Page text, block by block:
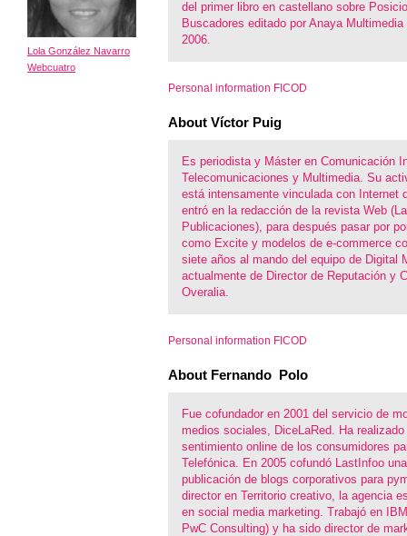
Lola González Navarro
Webcuatro
del primer libro en castellano sobre
Buscadores editado por Anaya
2006.
Personal information FICOD
About Víctor Puig
Es periodista y Máster en Comunicación
Telecomunicaciones y Multimedia. Su
está intensamente vinculada con Internet
entró en la redacción de la revista Web
Publicaciones), para después pasar por
como Excite y modelos de e-commerce
siete años al mando del equipo de Digital
actualmente de Director de Reputación y
Overalia.
Personal information FICOD
About Fernando Polo
Fue cofundador en 2001 del servicio de
medios sociales, DiceLaRed. Ha
sentimiento online de los consumidores
Telefónica. En 2005 cofundó LastInfoo
publicación de blogs corporativos para
director en Territorio creativo, la agencia
en social media marketing. Trabajó en
PwC Consulting) y ha sido director de